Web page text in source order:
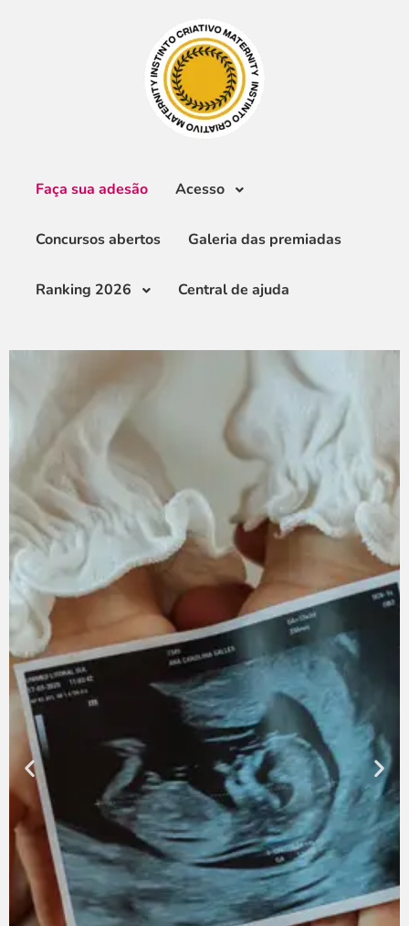
Faça sua adesão Acesso
Concursos abertos Galeria das premiadas
Ranking 2026 Central de ajuda